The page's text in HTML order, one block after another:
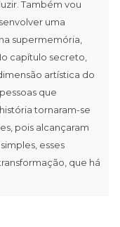
Também vou
uma
supermemória,
capítulo secreto,
artística do
que
tornaram-se
pois alcançaram
esses
que há